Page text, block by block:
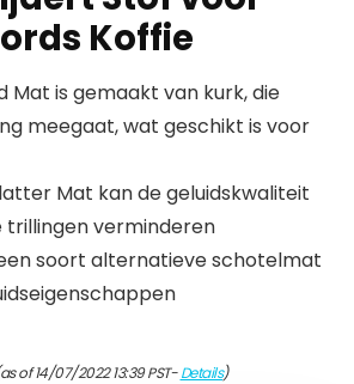
Koffie
Mat is gemaakt van kurk, die
meegaat, wat geschikt is voor
Mat kan de geluidskwaliteit
verminderen
soort alternatieve schotelmat
of 14/07/2022 13:39 PST-Details)